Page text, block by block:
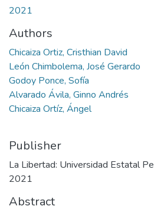
2021
Authors
Chicaiza Ortiz, Cristhian David
León Chimbolema, José Gerardo
Godoy Ponce, Sofía
Alvarado Ávila, Ginno Andrés
Chicaiza Ortíz, Ángel
Publisher
La Libertad: Universidad Estatal
2021
Abstract